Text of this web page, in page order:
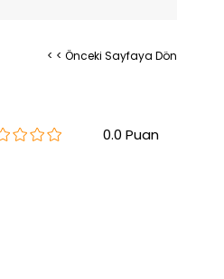
< < Önceki Sayfaya Dön
0.0